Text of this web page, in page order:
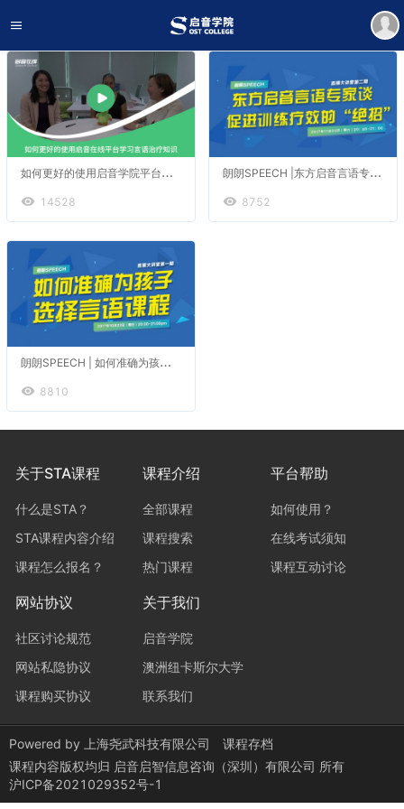
如
何更好的使用启音学院平台学习言语治疗知识
14528
朗
朗SPEECH |东方启音言语专家谈促进训练疗效的“绝招”
8752
朗
朗SPEECH | 如何准确为孩子选择言语课程
8810
关于STA课程
什么是STA？
STA课程内容介绍
课程怎么报名？
课程介绍
全部课程
课程搜索
热门课程
平台帮助
如何使用？
在线考试须知
课程互动讨论
网站协议
社区讨论规范
网站私隐协议
课程购买协议
关于我们
启音学院
澳洲纽卡斯尔大学
联系我们
Powered by 上海尧武科技有限公司
课程存档
课程内容版权均归 启音启智信息咨询（深圳）有限公司 所有
沪ICP备2021029352号-1